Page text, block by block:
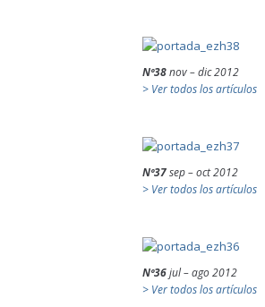
Nº38nov – dic 2012
> Ver todos los artículos
Nº37sep – oct 2012
> Ver todos los artículos
Nº36jul – ago 2012
> Ver todos los artículos